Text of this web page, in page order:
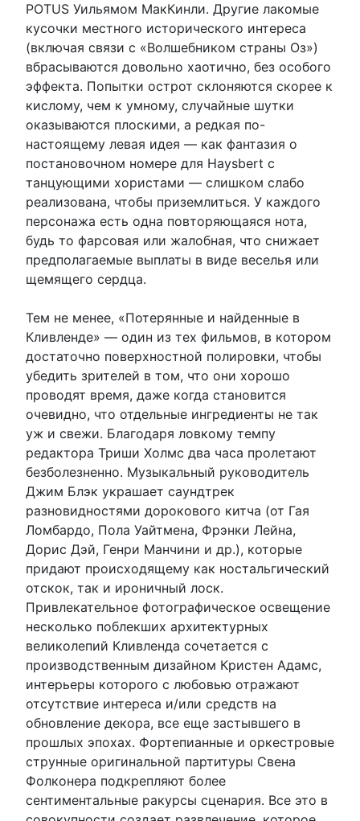
POTUS Уильямом МакКинли. Другие лакомые
кусочки местного исторического интереса
(включая связи с «Волшебником страны Оз»)
вбрасываются довольно хаотично, без особого
эффекта. Попытки острот склоняются скорее к
кислому, чем к умному, случайные шутки
оказываются плоскими, а редкая по-
настоящему левая идея — как фантазия о
постановочном номере для Haysbert с
танцующими хористами — слишком слабо
реализована, чтобы приземлиться. У каждого
персонажа есть одна повторяющаяся нота,
будь то фарсовая или жалобная, что снижает
предполагаемые выплаты в виде веселья или
щемящего сердца.
Тем не менее, «Потерянные и найденные в
Кливленде» — один из тех фильмов, в котором
достаточно поверхностной полировки, чтобы
убедить зрителей в том, что они хорошо
проводят время, даже когда становится
очевидно, что отдельные ингредиенты не так
уж и свежи. Благодаря ловкому темпу
редактора Триши Холмс два часа пролетают
безболезненно. Музыкальный руководитель
Джим Блэк украшает саундтрек
разновидностями дорокового китча (от Гая
Ломбардо, Пола Уайтмена, Фрэнки Лейна,
Дорис Дэй, Генри Манчини и др.), которые
придают происходящему как ностальгический
отскок, так и ироничный лоск.
Привлекательное фотографическое освещение
несколько поблекших архитектурных
великолепий Кливленда сочетается с
производственным дизайном Кристен Адамс,
интерьеры которого с любовью отражают
отсутствие интереса и/или средств на
обновление декора, все еще застывшего в
прошлых эпохах. Фортепианные и оркестровые
струнные оригинальной партитуры Свена
Фолконера подкрепляют более
сентиментальные ракурсы сценария. Все это в